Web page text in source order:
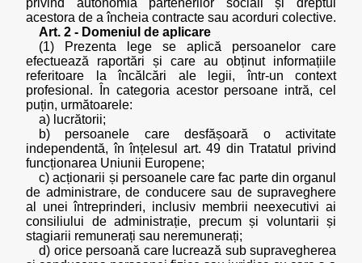
privind autonomia partenerilor sociali și dreptul
acestora de a încheia contracte sau acorduri colective.
Art. 2 - Domeniul de aplicare
(1) Prezenta lege se aplică persoanelor care
efectuează raportări și care au obținut informațiile
referitoare la încălcări ale legii, într-un context
profesional. În categoria acestor persoane intră, cel
puțin, următoarele:
a) lucrătorii;
b) persoanele care desfășoară o activitate
independentă, în înțelesul art. 49 din Tratatul privind
funcționarea Uniunii Europene;
c) acționarii și persoanele care fac parte din organul
de administrare, de conducere sau de supraveghere
al unei întreprinderi, inclusiv membrii neexecutivi ai
consiliului de administrație, precum și voluntarii și
stagiarii remunerați sau neremunerați;
d) orice persoană care lucrează sub supravegherea